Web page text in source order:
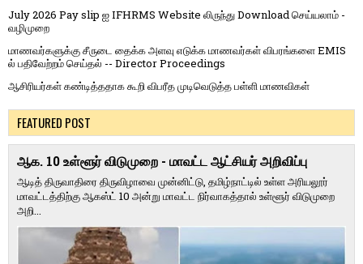
July 2026 Pay slip ஐ IFHRMS Website லிருந்து Download செய்யலாம் -
வழிமுறை
மாணவர்களுக்கு சீருடை தைக்க அளவு எடுக்க மாணவர்கள் விபரங்களை EMIS
ல் பதிவேற்றம் செய்தல் -- Director Proceedings
ஆசிரியர்கள் கண்டித்ததாக கூறி விபரீத முடிவெடுத்த பள்ளி மாணவிகள்
FEATURED POST
ஆக. 10 உள்ளூர் விடுமுறை - மாவட்ட ஆட்சியர் அறிவிப்பு
ஆடித் திருவாதிரை திருவிழாவை முன்னிட்டு, தமிழ்நாட்டில் உள்ள அரியலூர்
மாவட்டத்திற்கு ஆகஸ்ட் 10 அன்று மாவட்ட நிர்வாகத்தால் உள்ளூர் விடுமுறை
அறி...